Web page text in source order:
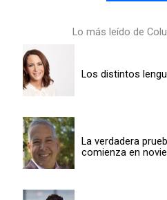
Lo más leído de
Los distintos
La verdadera
comienza en